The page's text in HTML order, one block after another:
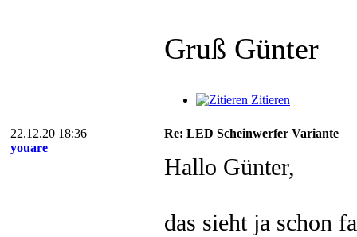
Gruß Günter
Zitieren
22.12.20 18:36
youare
Re: LED Scheinwerfer Variante
Hallo Günter,
das sieht ja schon